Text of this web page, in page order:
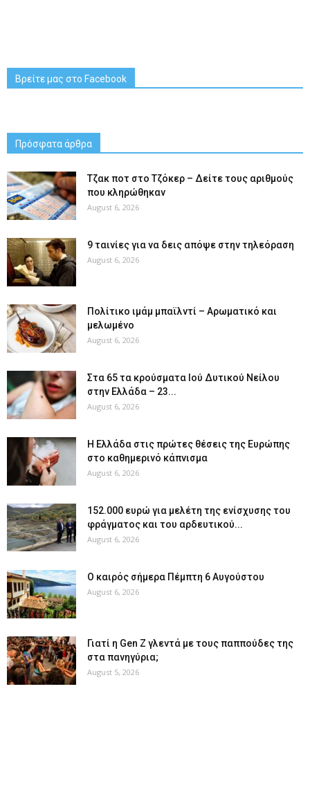
Βρείτε μας στο Facebook
Πρόσφατα άρθρα
Tζακ ποτ στο Τζόκερ – Δείτε τους αριθμούς
που κληρώθηκαν
August 6, 2026
9 ταινίες για να δεις απόψε στην τηλεόραση
August 6, 2026
Πολίτικο ιμάμ μπαϊλντί – Αρωματικό και
μελωμένο
August 6, 2026
Στα 65 τα κρούσματα Ιού Δυτικού Νείλου
στην Ελλάδα – 23...
August 6, 2026
Η Ελλάδα στις πρώτες θέσεις της Ευρώπης
στο καθημερινό κάπνισμα
August 6, 2026
152.000 ευρώ για μελέτη της ενίσχυσης του
φράγματος και του αρδευτικού...
August 6, 2026
Ο καιρός σήμερα Πέμπτη 6 Αυγούστου
August 6, 2026
Γιατί η Gen Z γλεντά με τους παππούδες της
στα πανηγύρια;
August 5, 2026